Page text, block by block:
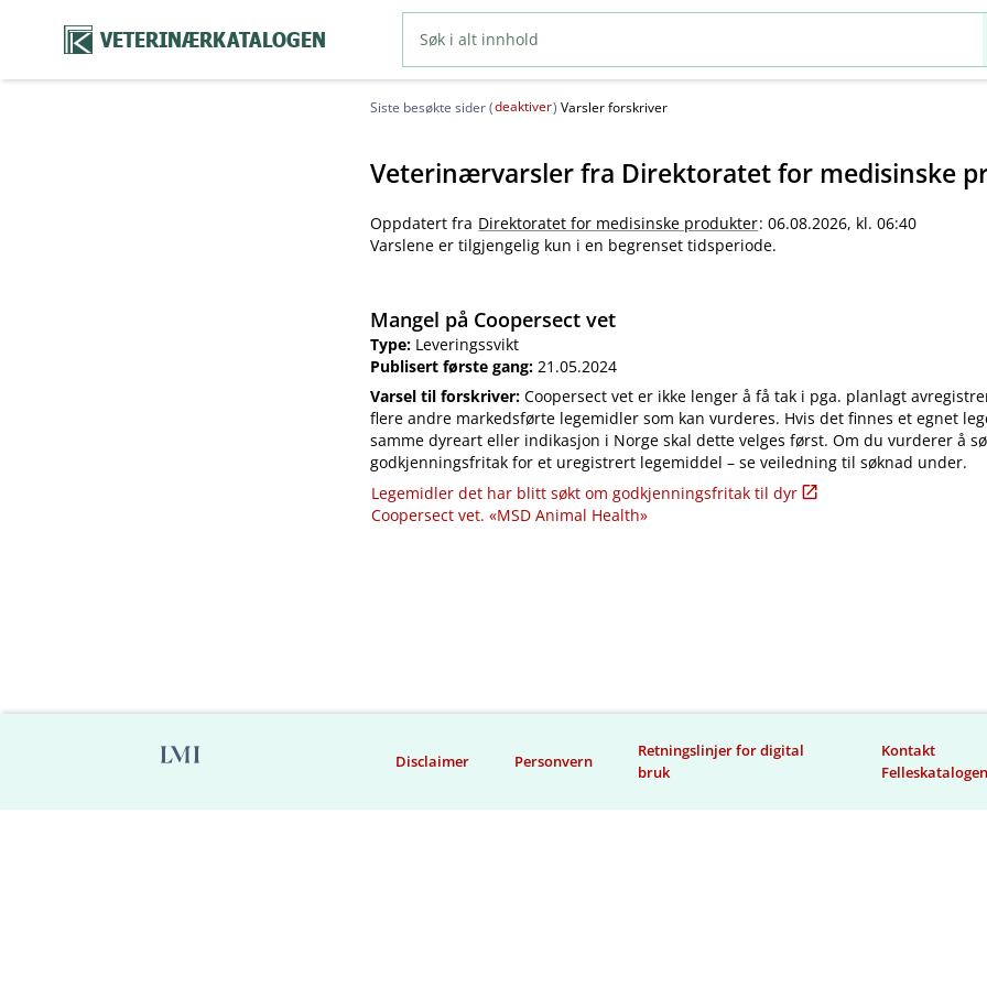
VETERINÆRKATALOGEN
Siste besøkte sider (deaktiver) Varsler forskriver
Veterinærvarsler fra Direktoratet for medisinske
Oppdatert fra Direktoratet for medisinske produkter: 06.08.2026, kl. 06:40
Varslene er tilgjengelig kun i en begrenset tidsperiode.
Mangel på Coopersect vet
Type: Leveringssvikt
Publisert første gang:21.05.2024
Varsel til forskriver:Coopersect vet er ikke lenger å få tak i pga. planlagt
flere andre markedsførte legemidler som kan vurderes. Hvis det finnes et egnet
samme dyreart eller indikasjon i Norge skal dette velges først. Om du vurderer å
godkjenningsfritak for et uregistrert legemiddel – se veiledning til søknad under.
Legemidler det har blitt søkt om godkjenningsfritak til dyr
Coopersect vet. «MSD Animal Health»
Disclaimer Personvern
Retningslinjer for digital
bruk
Kontakt
Felleskatalogen